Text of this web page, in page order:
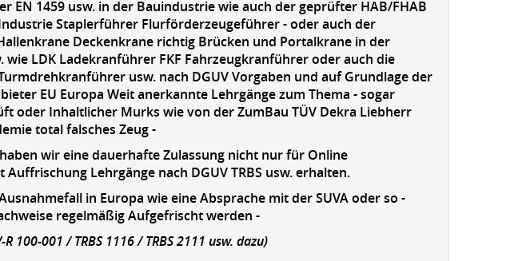
EN 1459 usw. in der Bauindustrie wie auch der geprüfter HAB/FHAB
Staplerführer Flurförderzeugeführer - oder auch der
Deckenkrane richtig Brücken und Portalkrane in der
LDK Ladekranführer FKF Fahrzeugkranführer oder auch die
usw. nach DGUV Vorgaben und auf Grundlage der
EU Europa Weit anerkannte Lehrgänge zum Thema - sogar
oder Inhaltlicher Murks wie von der ZumBau TÜV Dekra Liebherr
total falsches Zeug -
wir eine dauerhafte Zulassung nicht nur für Online
Lehrgänge nach DGUV TRBS usw. erhalten.
in Europa wie eine Absprache mit der SUVA oder so -
regelmäßig Aufgefrischt werden -
100-001 / TRBS 1116 / TRBS 2111 usw. dazu)